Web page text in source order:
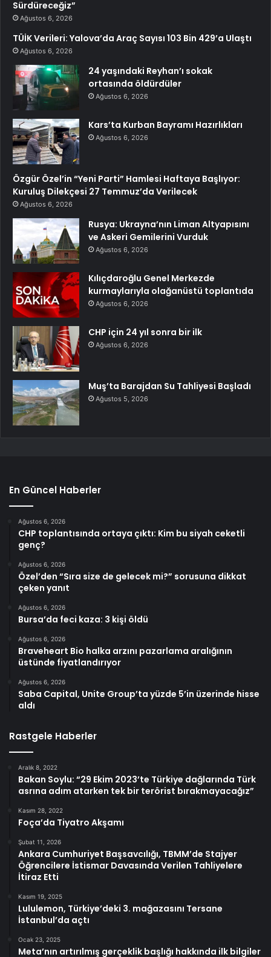
Sürdüreceğiz”
Ağustos 6, 2026
TÜİK Verileri: Yalova’da Araç Sayısı 103 Bin 429’a Ulaştı
Ağustos 6, 2026
24 yaşındaki Reyhan’ı sokak
ortasında öldürdüler
Ağustos 6, 2026
Kars’ta Kurban Bayramı Hazırlıkları
Ağustos 6, 2026
Özgür Özel’in “Yeni Parti” Hamlesi Haftaya Başlıyor:
Kuruluş Dilekçesi 27 Temmuz’da Verilecek
Ağustos 6, 2026
Rusya: Ukrayna’nın Liman Altyapısını
ve Askeri Gemilerini Vurduk
Ağustos 6, 2026
Kılıçdaroğlu Genel Merkezde
kurmaylarıyla olağanüstü toplantıda
Ağustos 6, 2026
CHP için 24 yıl sonra bir ilk
Ağustos 6, 2026
Muş’ta Barajdan Su Tahliyesi Başladı
Ağustos 5, 2026
En Güncel Haberler
Ağustos 6, 2026
CHP toplantısında ortaya çıktı: Kim bu siyah ceketli
genç?
Ağustos 6, 2026
Özel’den “Sıra size de gelecek mi?” sorusuna dikkat
çeken yanıt
Ağustos 6, 2026
Bursa’da feci kaza: 3 kişi öldü
Ağustos 6, 2026
Braveheart Bio halka arzını pazarlama aralığının
üstünde fiyatlandırıyor
Ağustos 6, 2026
Saba Capital, Unite Group’ta yüzde 5’in üzerinde hisse
aldı
Rastgele Haberler
Aralık 8, 2022
Bakan Soylu: “29 Ekim 2023’te Türkiye dağlarında Türk
asrına adım atarken tek bir terörist bırakmayacağız”
Kasım 28, 2022
Foça’da Tiyatro Akşamı
Şubat 11, 2026
Ankara Cumhuriyet Başsavcılığı, TBMM’de Stajyer
Öğrencilere İstismar Davasında Verilen Tahliyelere
İtiraz Etti
Kasım 19, 2025
Lululemon, Türkiye’deki 3. mağazasını Tersane
İstanbul’da açtı
Ocak 23, 2025
Meta’nın artırılmış gerçeklik başlığı hakkında ilk bilgiler